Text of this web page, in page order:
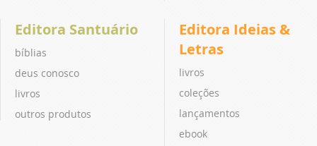
Editora Santuário
bíblias
deus conosco
livros
outros produtos
Editora Ideias &
Letras
livros
coleções
lançamentos
ebook